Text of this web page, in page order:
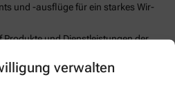
verwalten
und -ausflüge für ein starkes Wir-
und Dienstleistungen der
oder Umzugskosten